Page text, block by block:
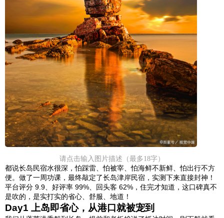
请点击输入图片描述（最多18字）
都说长岛民宿水很深，怕踩雷、怕被宰、怕海鲜不新鲜、怕出行不方
便。做了一周功课，最终敲定了长岛津岸民宿，实测下来直接封神！
平台评分 9.9、好评率 99%、回头客 62%，住完才知道，这口碑真不
是吹的，是实打实的省心、舒服、地道！
Day1 上岛即省心，从港口就被宠到